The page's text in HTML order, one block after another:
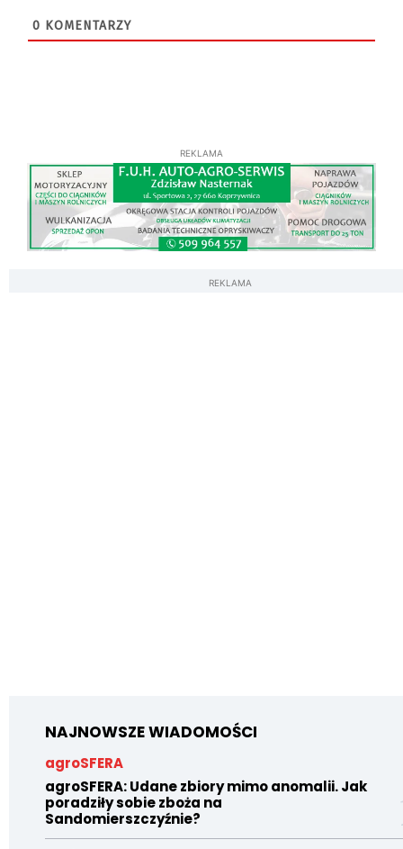
0 KOMENTARZY
REKLAMA
REKLAMA
NAJNOWSZE WIADOMOŚCI
agroSFERA
agroSFERA: Udane zbiory mimo anomalii. Jak
poradziły sobie zboża na
Sandomierszczyźnie?